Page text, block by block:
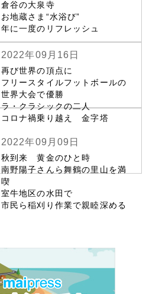
倉谷の大泉寺
お地蔵さま“水浴び”
年に一度のリフレッシュ
2022年09月16日
再び世界の頂点に
フリースタイルフットボールの
世界大会で優勝
ラ・クラシックの二人
コロナ禍乗り越え 金字塔
2022年09月09日
秋到来 黄金のひと時
南野陽子さんら舞鶴の里山を満
喫
室牛地区の水田で
市民ら稲刈り作業で親睦深める